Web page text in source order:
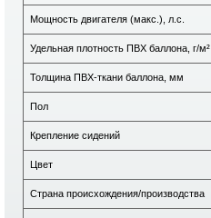
Мощность двигателя (макс.), л.с.
Удельная плотность ПВХ баллона, г/м²
Толщина ПВХ-ткани баллона, мм
Пол
Крепление сидений
Цвет
Страна происхождения/производства